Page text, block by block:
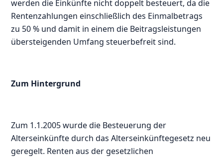
werden die Einkünfte nicht doppelt besteuert, da die
Rentenzahlungen einschließlich des Einmalbetrags
zu 50 % und damit in einem die Beitragsleistungen
übersteigenden Umfang steuerbefreit sind.
Zum Hintergrund
Zum 1.1.2005 wurde die Besteuerung der
Alterseinkünfte durch das Alterseinkünftegesetz neu
geregelt. Renten aus der gesetzlichen